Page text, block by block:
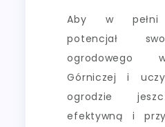
Aby w pełni
potencjał
ogrodowego
Górniczej i
ogrodzie
efektywną i